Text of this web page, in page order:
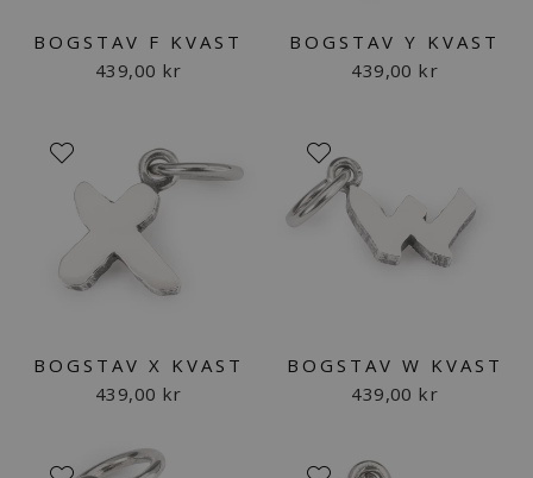
BOGSTAV F KVAST
439,00 kr
BOGSTAV Y KVAST
439,00 kr
BOGSTAV X KVAST
439,00 kr
BOGSTAV W KVAST
439,00 kr